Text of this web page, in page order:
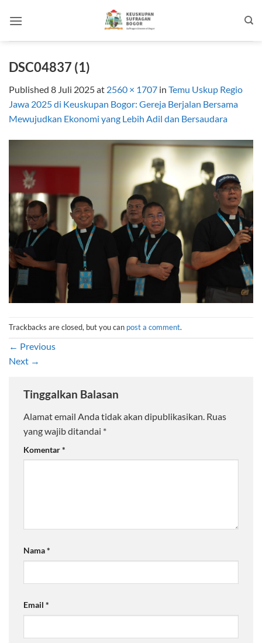
DSC04837 (1)
Published 8 Juli 2025at 2560 × 1707 in Temu Uskup Regio
Jawa 2025 di Keuskupan Bogor: Gereja Berjalan Bersama
Mewujudkan Ekonomi yang Lebih Adil dan Bersaudara
Trackbacks are closed, but you can post a comment.
← Previous
Next →
Tinggalkan Balasan
Alamat email Anda tidak akan dipublikasikan. Ruas
yang wajib ditandai *
Komentar*
Nama*
Email *